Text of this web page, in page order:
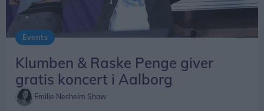
Events
Klumben & Raske Penge giver
gratis koncert i Aalborg
Emilie Nesheim Shaw